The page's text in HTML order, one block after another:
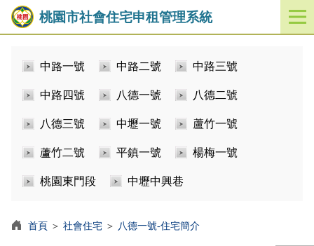
桃園市社會住宅申租管理系統
開
啟
中路一號 中路二號 中路三號
中路四號 八德一號 八德二號
八德三號 中壢一號 蘆竹一號
蘆竹二號 平鎮一號 楊梅一號
桃園東門段 中壢中興巷
首頁 ＞ 社會住宅 ＞ 八德一號-住宅簡介